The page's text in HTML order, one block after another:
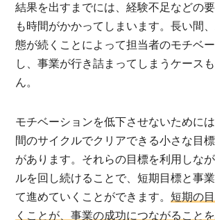
結果を出すまでには、経験不足などの
も時間がかかってしまいます。長い間
態が続くことによって担当者のモチベ
し、事業が行き詰まってしまうケース
ん。
モチベーションを低下させないために
間のサイクルでクリアできる小さな目
があります。それらの目標を利用しな
ルを回し続けることで、短期目標と事
て進めていくことができます。短期の
くことが、事業の成功につながること